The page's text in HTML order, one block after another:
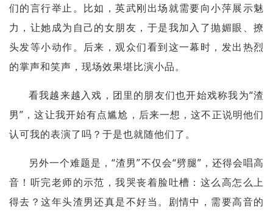
们的言行举止。比如，英武刚出场就需要向小萍展示魅
力，让她成为自己的女朋友，于是我加入了抛媚眼、撩
头发等小动作。后来，观众们看到这一幕时，发出热烈
的掌声和笑声，现场效果堪比演小品。
看我越来越入戏，团里的朋友们也开始戏称我为“渣
男”，这让我开始有点尴尬，后来一想，这不正说明他们
认可我的表演了吗？于是也就随他们了。
另外一个难题是，“渣男”不仅会“劈腿”，还得会唱高
音！听完老师的示范，我哭丧着脸吐槽：这么高怎么上
得去？这年头渣男还真是不好当。剧情中，需要高音的